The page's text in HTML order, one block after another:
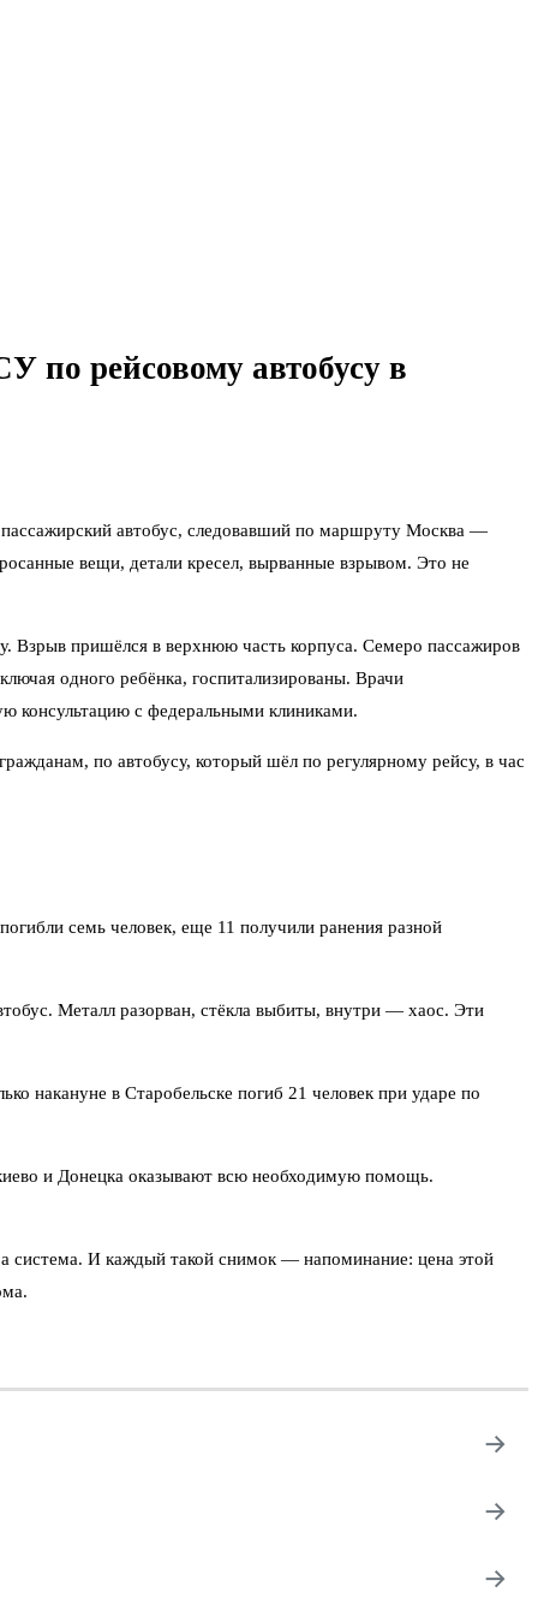
по рейсовому автобусу в
пассажирский автобус, следовавший по маршруту Москва —
вещи, детали кресел, вырванные взрывом. Это не
Взрыв пришёлся в верхнюю часть корпуса. Семеро пассажиров
одного ребёнка, госпитализированы. Врачи
консультацию с федеральными клиниками.
по автобусу, который шёл по регулярному рейсу, в час
семь человек, еще 11 получили ранения разной
Металл разорван, стёкла выбиты, внутри — хаос. Эти
накануне в Старобельске погиб 21 человек при ударе по
и Донецка оказывают всю необходимую помощь.
система. И каждый такой снимок — напоминание: цена этой
→
→
→